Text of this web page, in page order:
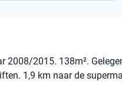
2008/2015. 138m².
1,9 km naar de